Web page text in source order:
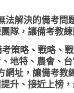
法解決的備考問
隊，讓備考教
策略、戰略、
地特、農會、
網址，讓備考教
升、接近上榜，